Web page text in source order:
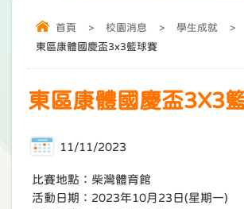
首頁 > 校園消息 > 學生成就
>
東區康體國慶盃3x3籃球賽
東區康體國慶盃3X3
11/11/2023
比賽地點：柴灣體育館
活動日期：2023年10月23日(星期一)